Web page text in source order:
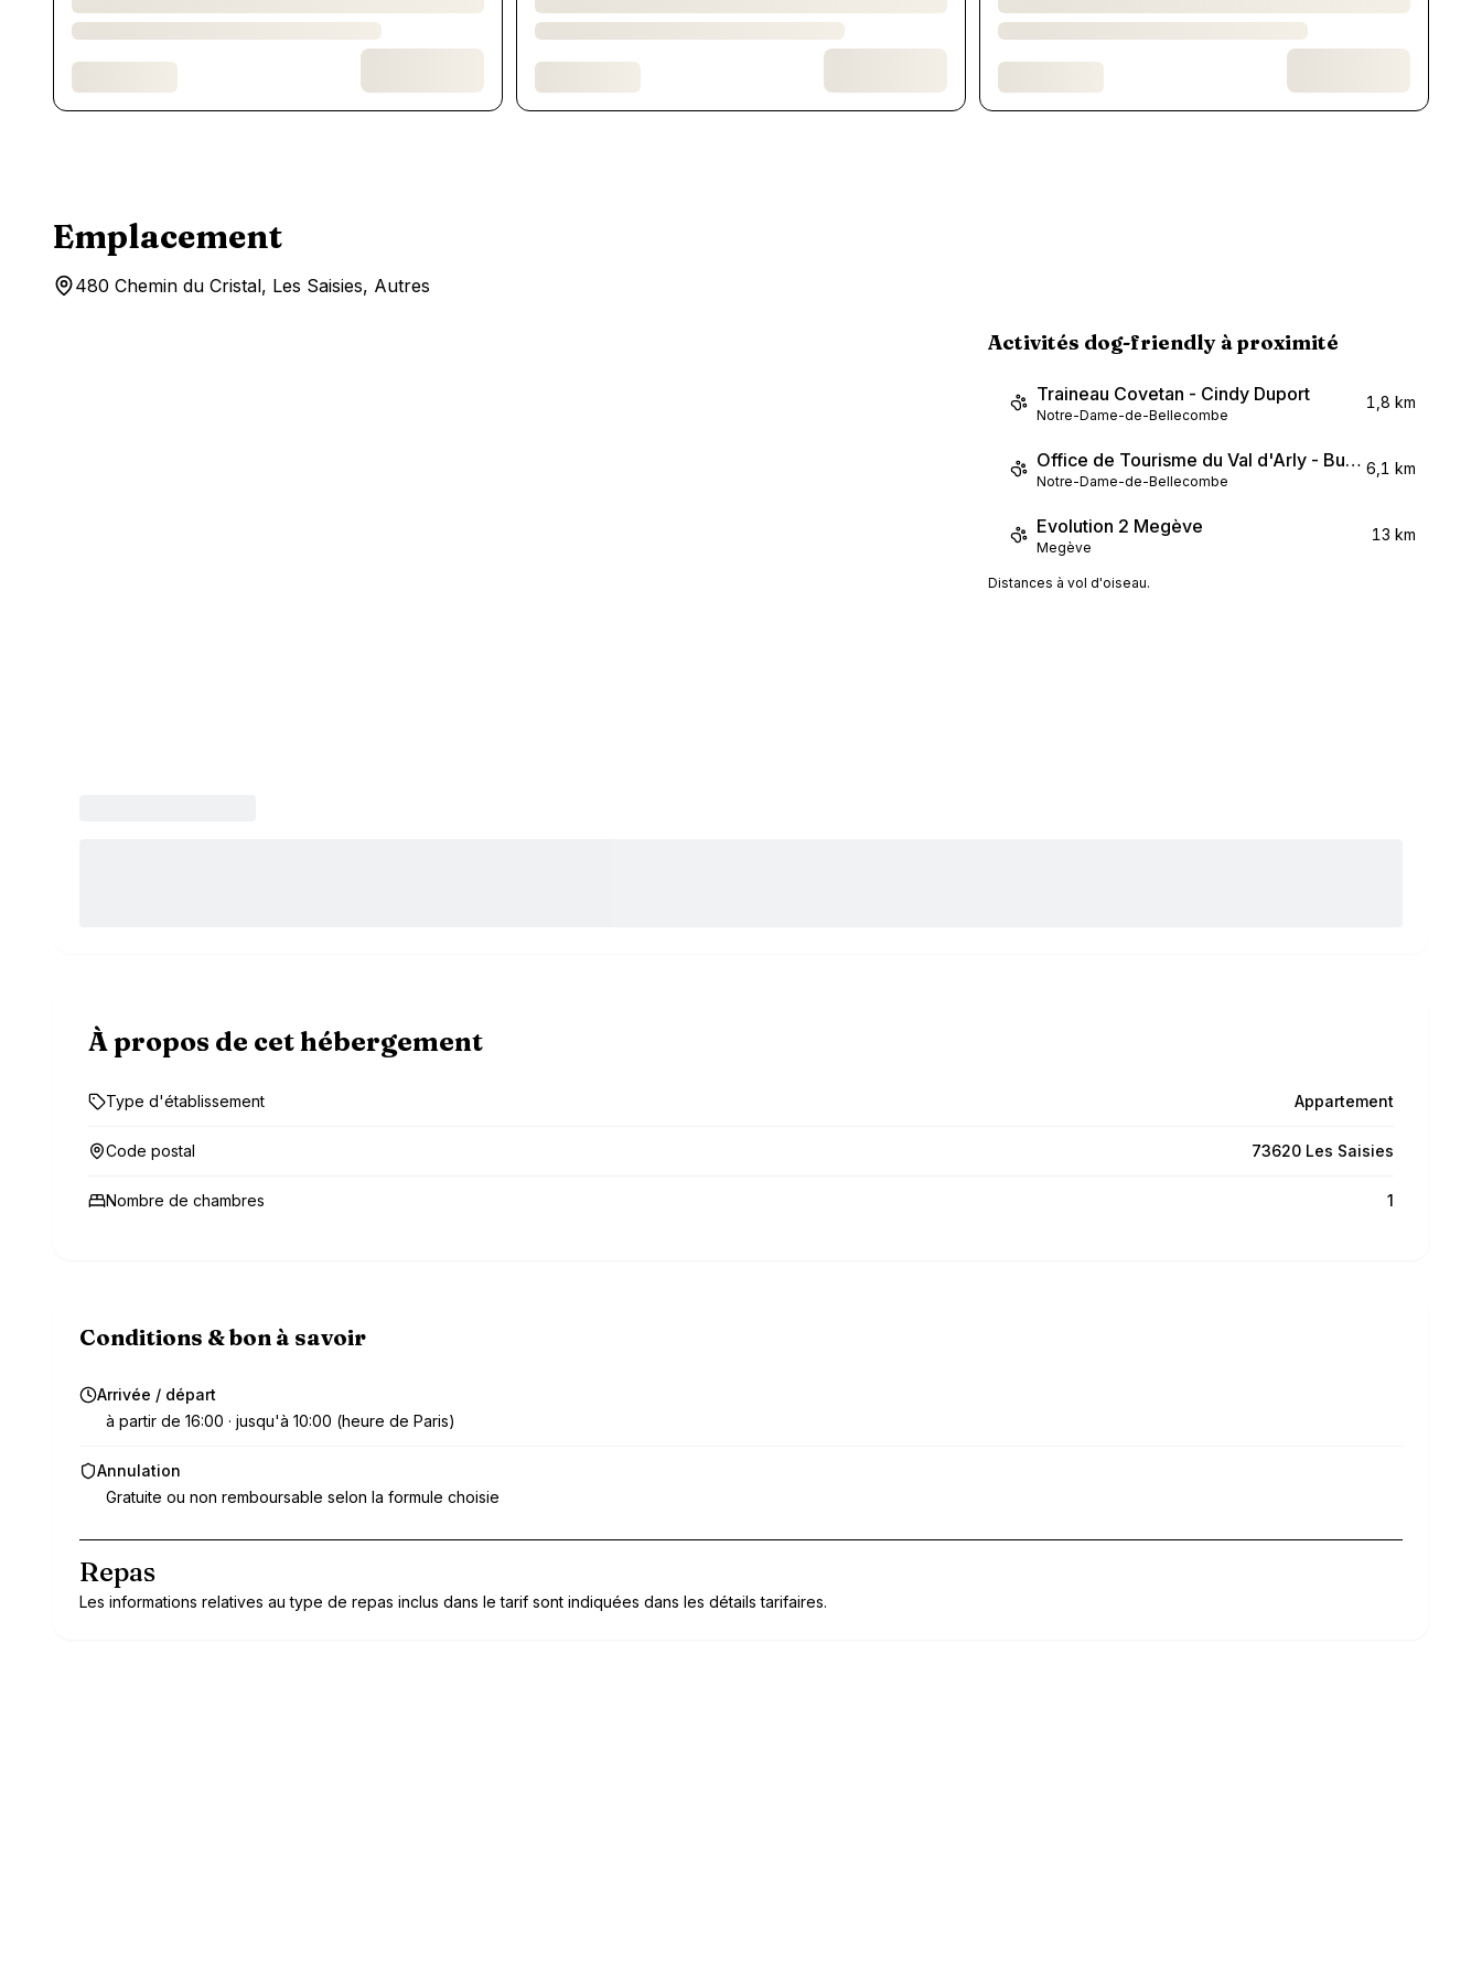
Emplacement
480 Chemin du Cristal, Les Saisies, Autres
Activités dog-friendly à proximité
Traineau Covetan - Cindy Duport
Notre-Dame-de-Bellecombe
1,8 km
Office de Tourisme du Val d'Arly - Bureau de Notre-Dame-de-Bellecombe
Notre-Dame-de-Bellecombe
6,1 km
Evolution 2 Megève
Megève
13 km
Distances à vol d'oiseau.
À propos de cet hébergement
Type d'établissement Appartement
Code postal 73620 Les Saisies
Nombre de chambres 1
Conditions & bon à savoir
Arrivée / départ
à partir de 16:00 · jusqu'à 10:00 (heure de Paris)
Annulation
Gratuite ou non remboursable selon la formule choisie
Repas
Les informations relatives au type de repas inclus dans le tarif sont indiquées dans les détails tarifaires.